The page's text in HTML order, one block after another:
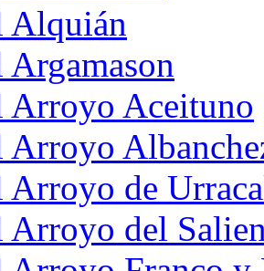
Alquián
Argamason
Arroyo Aceituno
Arroyo
Arroyo de
Arroyo del